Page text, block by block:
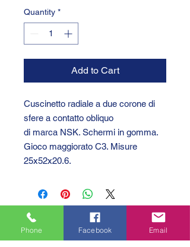
Quantity *
Add to Cart
Cuscinetto radiale a due corone di
sfere a contatto obliquo
di marca NSK. Schermi in gomma.
Gioco maggiorato C3. Misure
25x52x20.6.
Phone Facebook Email